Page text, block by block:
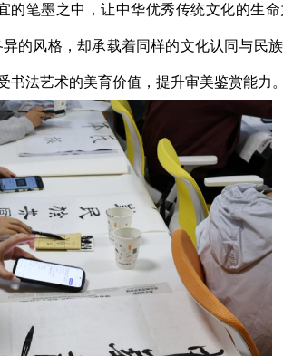
笔墨之中，让中华优秀传统文化的生
的风格，却承载着同样的文化认同与民
法艺术的美育价值，提升审美鉴赏能力。